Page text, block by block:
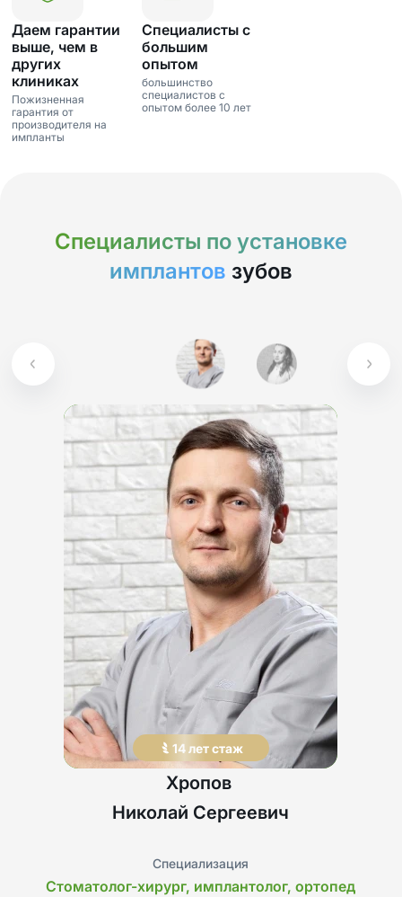
Даем гарантии
выше, чем в
других
клиниках
Пожизненная
гарантия от
производителя на
импланты
Специалисты с
большим
опытом
большинство
специалистов с
опытом более 10 лет
Специалисты по установке
имплантов зубов
Хропов
Николай Сергеевич
Специализация
Стоматолог-хирург, имплантолог, ортопед
14 летстаж